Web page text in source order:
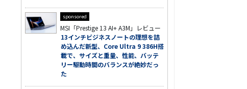
sponsored
MSI「Prestige 13 AI+ A3M」レビュー
13インチビジネスノートの理想を詰
め込んだ新型、Core Ultra 9 386H搭
載で、サイズと重量、性能、バッテ
リー駆動時間のバランスが絶妙だっ
た